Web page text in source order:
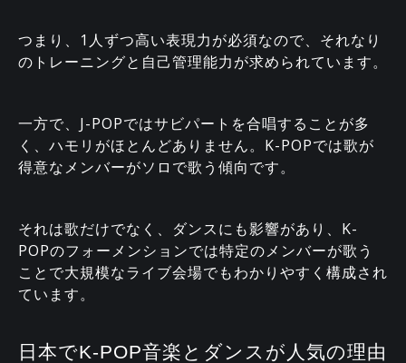
つまり、1人ずつ高い表現力が必須なので、それなり
のトレーニングと自己管理能力が求められています。
一方で、J-POPではサビパートを合唱することが多
く、ハモリがほとんどありません。K-POPでは歌が
得意なメンバーがソロで歌う傾向です。
それは歌だけでなく、ダンスにも影響があり、K-
POPのフォーメンションでは特定のメンバーが歌う
ことで大規模なライブ会場でもわかりやすく構成され
ています。
日本でK-POP音楽とダンスが人気の理由